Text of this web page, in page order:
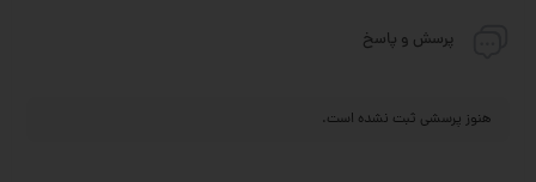
پرسش و پاسخ
هنوز پرسشی ثبت نشده است.